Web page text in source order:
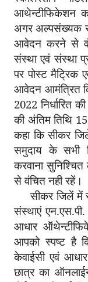
आथेन्टीफिकेशन
अगर अल्पसंख्यक
आवेदन करने से
संस्था एवं संस्था
पर पोस्ट मैट्रिक
आवेदन आमंत्रित
2022
की अंतिम तिथि 15
कहा कि सीकर
समुदाय के सभी
करवाना सुनिश्चित
से वंचित नही रहें।
सीकर जिलें में
संस्थाएं
आधार
आपको स्पष्ट है
केवाईसी एवं
छात्र का